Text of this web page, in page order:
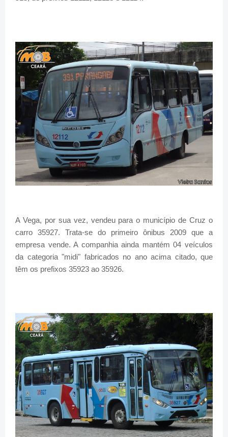
A Vega, por sua vez, vendeu para o município de Cruz o
carro 35927. Trata-se do primeiro ônibus 2009 que a
empresa vende. A companhia ainda mantém 04 veículos
da categoria "midi" fabricados no ano acima citado, que
têm os prefixos 35923 ao 35926.